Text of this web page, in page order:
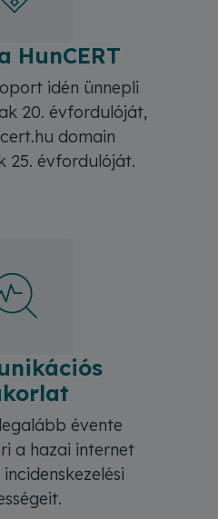
HunCERT
idén ünnepli
20. évfordulóját,
domain
25. évfordulóját.
évente
a hazai internet